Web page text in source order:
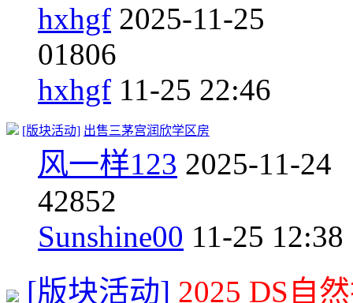
hxhgf 2025-11-25
01806
hxhgf 11-25 22:46
[版块活动] 出售三茅宫润欣学区房
风一样123 2025-11-24
42852
Sunshine00 11-25 12:38
[版块活动] 2025 DS自